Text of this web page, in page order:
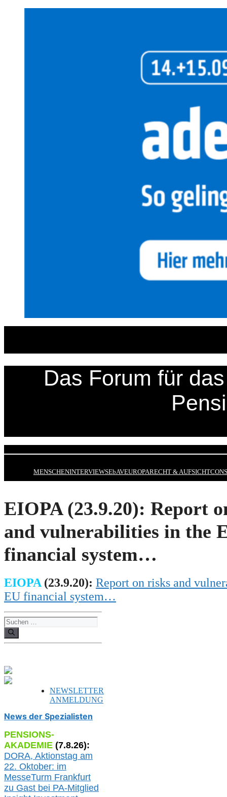
Das Forum für
MENSCHENINTERVIEWSEbAVEUROPARECHT & AUFSICHT
EIOPA (23.9.20): Report
and vulnerabilities in the
financial system…
EIOPA (23.9.20): Report on risks and
EU financial system…
Suchen
nach:
NEWSLETTER
ANMELDUNG
News der Spezialisten
PENSIONS-
AKADEMIE (7.8.26):
DORA, Aktionstag am
22. Oktober: im
MesseTurm Frankfurt
zu Gast bei PA-Mitglied